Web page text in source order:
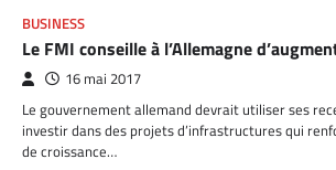
BUSINESS
Le FMI conseille à l’Allemagne
16 mai 2017
Le gouvernement allemand devrait utiliser ses
investir dans des projets d’infrastructures qui
de croissance…